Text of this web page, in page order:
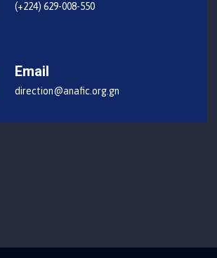
(+224) 629-008-550
Email
direction@anafic.org.gn